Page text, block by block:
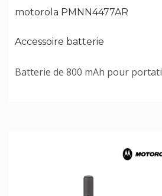
motorola PMNN4477AR
Accessoire batterie
Batterie de 800 mAh pour